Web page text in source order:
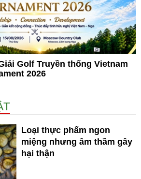
Golf Truyền thống Vietnam
2026
Loại thực phẩm ngon
miệng nhưng âm thầm gây
hại thận